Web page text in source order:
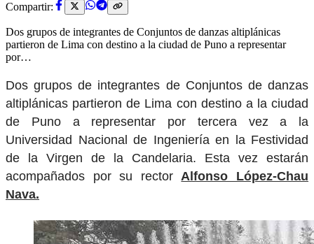
Compartir:
Dos grupos de integrantes de Conjuntos de danzas altiplánicas
partieron de Lima con destino a la ciudad de Puno a representar
por…
Dos grupos de integrantes de Conjuntos de danzas
altiplánicas partieron de Lima con destino a la ciudad
de Puno a representar por tercera vez a la
Universidad Nacional de Ingeniería en la Festividad
de la Virgen de la Candelaria. Esta vez estarán
acompañados por su rector Alfonso López-Chau
Nava.